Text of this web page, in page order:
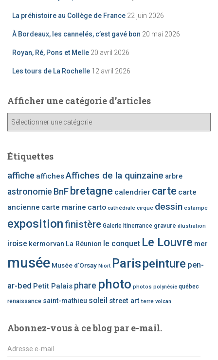
La préhistoire au Collège de France 22 juin 2026
À Bordeaux, les cannelés, c’est gavé bon 20 mai 2026
Royan, Ré, Pons et Melle 20 avril 2026
Les tours de La Rochelle 12 avril 2026
Afficher une catégorie d’articles
h
u
c
t
g
r
i
’
r
Étiquettes
affiche affichesAffiches de la quinzaine arbre
astronomie BnF bretagne calendrier carte carte
ancienne carte marine carto cathédrale cirque dessin estampe
expositionfinistère Galerie Itinerrance gravure illustration
iroise kermorvan La Réunion le conquet Le Louvre mer
musée Musée d'Orsay Niort Parispeinture pen-
ar-bed Petit Palais phare photo photos polynésie québec
renaissance saint-mathieu soleil street art terre volcan
Abonnez-vous à ce blog par e-mail.
A
d